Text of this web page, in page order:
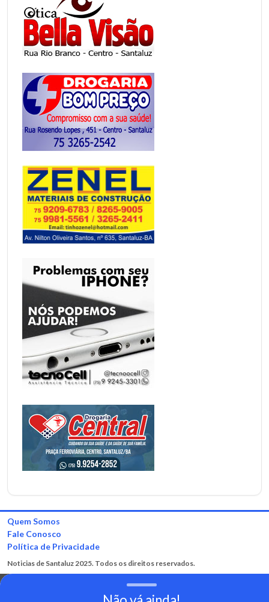
Quem Somos
Fale Conosco
Política de Privacidade
Noticias de Santaluz 2025. Todos os direitos reservados.